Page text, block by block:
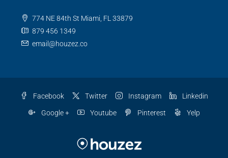
774 NE 84th St Miami, FL 33879
879 456 1349
email@houzez.co
Facebook Twitter Instagram Linkedin
Google + Youtube Pinterest Yelp